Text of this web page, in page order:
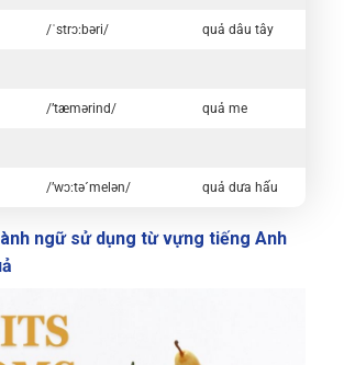
/ˈstrɔ:bəri/ quả dâu tây
/’tæmərind/ quả me
/’wɔ:tə´melən/ quả dưa hấu
ngữ sử dụng từ vựng tiếng Anh